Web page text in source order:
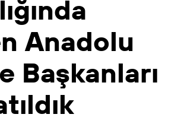
Anadolu
Başkanları